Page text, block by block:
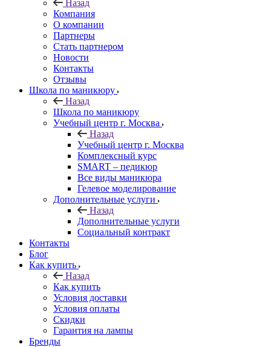
Назад
Компания
О компании
Партнеры
Стать партнером
Новости
Контакты
Отзывы
Школа по маникюру
Назад
Школа по маникюру
Учебный центр г. Москва
Назад
Учебный центр г. Москва
Комплексный курс
SMART – педикюр
Все виды маникюра
Гелевое моделирование
Дополнительные услуги
Назад
Дополнительные услуги
Социальный контракт
Контакты
Блог
Как купить
Назад
Как купить
Условия доставки
Условия оплаты
Скидки
Гарантия на лампы
Бренды